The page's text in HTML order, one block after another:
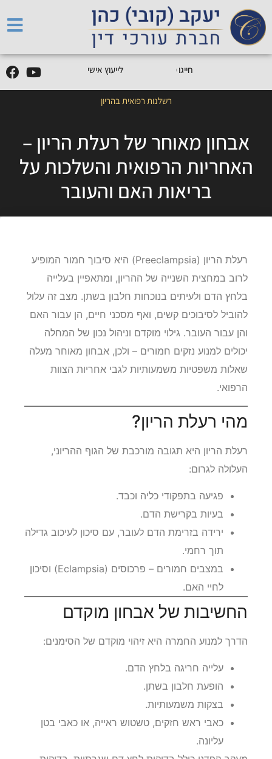
חייגו050- לייעוץ אישי
רשלנות רפואית בהריון
אבחון מאוחר של רעלת הריון –
האחריות הרפואית והשלכות על
בריאות האם והעובר
רעלת הריון (Preeclampsia) היא סיבוך חמור המופיע
לרוב במחצית השנייה של ההריון, ומתאפיין בעלייה
בלחץ הדם ולעיתים בנוכחות חלבון בשתן. מצב זה עלול
להוביל לסיבוכים קשים, ואף מסכני חיים, הן עבור האם
והן עבור העובר. גילוי מוקדם וניהול נכון של המחלה
יכולים למנוע נזקים חמורים – ולכן, אבחון מאוחר מעלה
שאלות משפטיות משמעותיות לגבי אחריות הצוות
הרפואי.
מהי רעלת הריון?
רעלת הריון היא תגובה מורכבת של הגוף ההריוני,
העלולה לגרום:
פגיעה בתפקודי כליה וכבד.
בעיות בקרישת הדם.
ירידה בזרימת הדם לעובר, עם סיכון לעיכוב גדילה
תוך רחמי.
במצבים חמורים – פרכוסים (Eclampsia) וסיכון
לחיי האם.
החשיבות של אבחון מוקדם
הדרך למנוע החמרה היא זיהוי מוקדם של הסימנים:
עלייה חריגה בלחץ הדם.
הופעת חלבון בשתן.
בצקות משמעותיות.
כאבי ראש חזקים, טשטוש ראייה, או כאבי בטן
עליונה.